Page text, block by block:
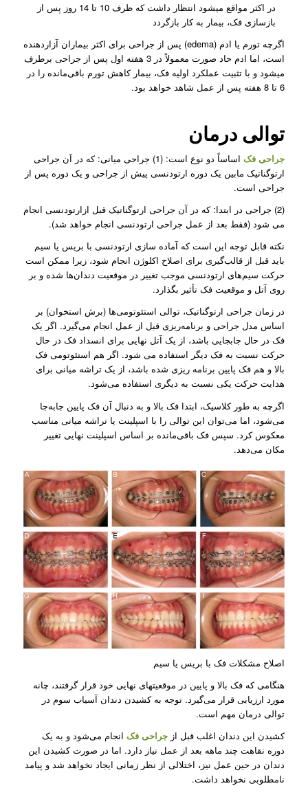
در اکثر مواقع می­شود انتظار داشت که ظرف 10 تا 14 روز پس از
بازسازی فک، بیمار به کار بازگردد
اگرچه تورم یا ادم (edema) پس از جراحی برای اکثر بیماران آزاردهنده
است، اما ادم حاد صورت معمولاً در 3 هفته اول پس از جراحی برطرف
می­شود و با تثبیت عملکرد اولیه فک، بیمار کاهش تورم باقی‌مانده را در
6 تا 8 هفته پس از عمل شاهد خواهد بود.
توالی درمان
جراحی فک
اساساً دو نوع است: (1) جراحی میانی: که در آن جراحی
ارتوگناتیک مابین یک دوره ارتودنسی پیش از جراحی و یک دوره پس از
جراحی است.
(2) جراحی در ابتدا: که در آن جراحی ارتوگناتیک قبل ازارتودنسی انجام
می ‌شود (فقط بعد از عمل جراحی ارتودنسی انجام خواهد شد).
نکته قابل توجه این است که آماده‌ سازی ارتودنسی با بریس‌ یا سیم
باید قبل از قالب‌‌گیری برای اصلاح اکلوژن انجام شود، زیرا ممکن است
حرکت سیم‌های ارتودنسی موجب تغییر در موقعیت دندان‌ها شده و بر
روی آتل و موقعیت فک تأثیر بگذارد.
در زمان جراحی ارتوگناتیک، توالی استئوتومی‌ها (برش استخوان) بر
اساس مدل جراحی و برنامه‌ریزی قبل از عمل انجام می‌گیرد. اگر یک
فک در حال جابجایی باشد، از یک آتل نهایی برای انسداد فک در حال
حرکت نسبت به فک دیگر استفاده می شود. اگر هم استئوتومی فک
بالا و هم فک پایین برنامه ریزی شده باشد، از یک تراشه میانی برای
هدایت حرکت یکی نسبت به دیگری استفاده می‌شود.
اگرچه به طور کلاسیک، ابتدا فک بالا و به دنبال آن فک پایین جابه‌جا
می‌‌شود، اما می‌‌توان این توالی را با اسپلینت یا تراشه میانی مناسب
معکوس کرد. سپس فک باقی‌مانده بر اساس اسپلینت نهایی تغییر
مکان می‌دهد.
اصلاح مشکلات فک با بریس یا سیم
هنگامی که فک بالا و پایین در موقعیت­های نهایی خود قرار گرفتند، چانه
مورد ارزیابی قرار می‌گیرد. توجه به کشیدن دندان آسیاب سوم در
توالی درمان مهم است.
کشیدن این دندان اغلب قبل از جراحی فکانجام می‌شود و به یک
دوره نقاهت چند ماهه بعد از عمل نیاز دارد. اما در صورت کشیدن این
دندان در حین عمل نیز، اختلالی از نظر زمانی ایجاد نخواهد شد و پیامد
نامطلوبی نخواهد داشت.